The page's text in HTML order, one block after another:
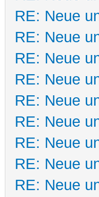
RE: Neue
RE: Neue
RE: Neue
RE: Neue
RE: Neue
RE: Neue
RE: Neue
RE: Neue
RE: Neue